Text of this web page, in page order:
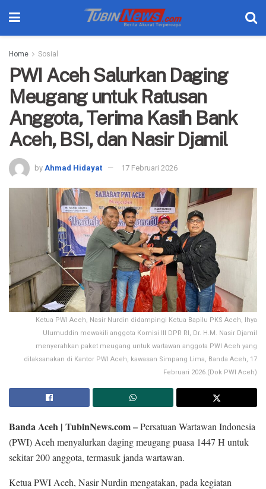
Home Sosial
PWI Aceh Salurkan Daging
Meugang untuk Ratusan
Anggota, Terima Kasih Bank
Aceh, BSI, dan Nasir Djamil
by Ahmad Hidayat 17 Februari 2026
Ketua PWI Aceh, Nasir Nurdin didampingi Ketua Bapilu PKS Aceh, Ihya
Ulumuddin mewakili anggota Komisi III DPR RI, Dr. H.M. Nasir Djamil
menyerahkan paket meugang untuk wartawan anggota PWI Aceh yang
dilaksanakan di Kantor PWI Aceh, kawasan Simpang Lima, Banda Aceh, 17
Februari 2026.(Dok PWI Aceh)
Banda Aceh | TubinNews.com –Persatuan Wartawan Indonesia
(PWI) Aceh menyalurkan daging meugang puasa 1447 H untuk
sekitar 200 anggota, termasuk janda wartawan.
Ketua PWI Aceh, Nasir Nurdin mengatakan, pada kegiatan